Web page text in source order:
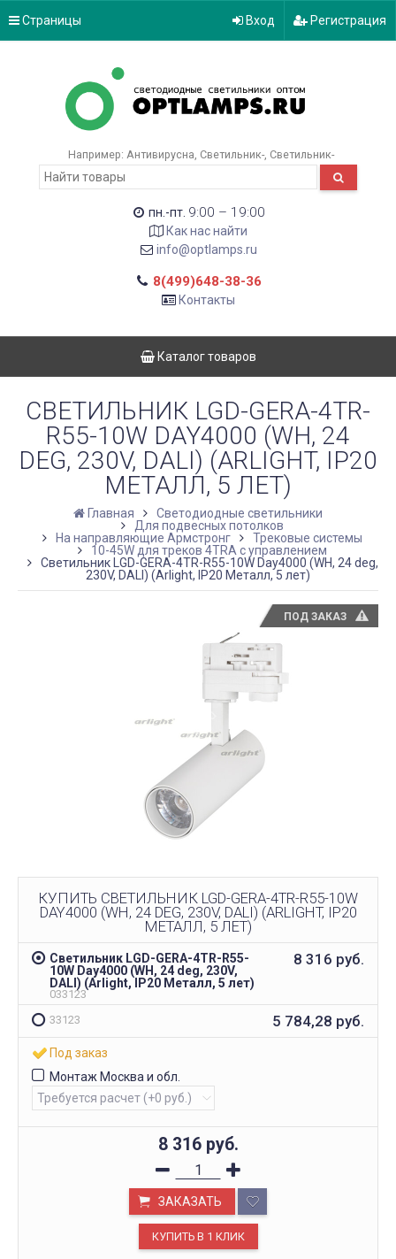
Страницы Вход Регистрация
Например: Антивирусна Светильник- Светильник-
пн.-пт. 9:00 – 19:00
Как нас найти
info@optlamps.ru
8(499)648-38-36
Контакты
Каталог товаров
СВЕТИЛЬНИК LGD-GERA-4TR-
R55-10W DAY4000 (WH, 24
DEG, 230V, DALI) (ARLIGHT, IP20
МЕТАЛЛ, 5 ЛЕТ)
Главная
Светодиодные светильники
Для подвесных потолков
На направляющие Армстронг
Трековые системы
10-45W для треков 4TRA с управлением
Светильник LGD-GERA-4TR-R55-10W Day4000 (WH, 24 deg,
230V, DALI) (Arlight, IP20 Металл, 5 лет)
ПОД ЗАКАЗ
КУПИТЬ СВЕТИЛЬНИК LGD-GERA-4TR-R55-10W
DAY4000 (WH, 24 DEG, 230V, DALI) (ARLIGHT, IP20
МЕТАЛЛ, 5 ЛЕТ)
Светильник LGD-GERA-4TR-R55-
10W Day4000 (WH, 24 deg, 230V,
DALI) (Arlight, IP20 Металл, 5 лет)
033123
8 316 руб.
33123 5 784,28 руб.
Под заказ
Монтаж Москва и обл.
8 316 руб.
ЗАКАЗАТЬ